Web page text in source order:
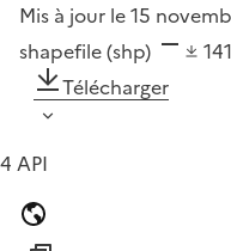
Mis à jour le 15
shapefile (shp)
141
Télécharger
4 API